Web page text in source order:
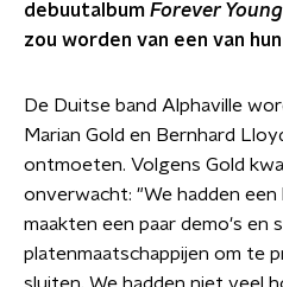
debuutalbum Forever Young
zou worden van een van
De Duitse band Alphaville
Marian Gold en Bernhard
ontmoeten. Volgens Gold
onverwacht: "We hadden een
maakten een paar demo's en
platenmaatschappijen om te